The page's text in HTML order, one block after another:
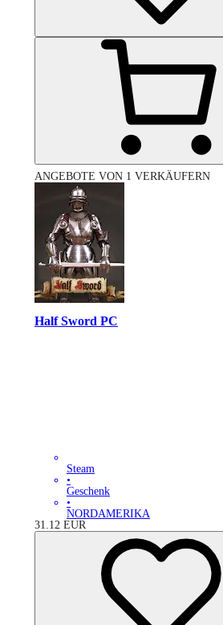
ANGEBOTE VON 1 VERKÄUFERN
Half Sword PC
Steam
•
Geschenk
•
NORDAMERIKA
31.12 EUR